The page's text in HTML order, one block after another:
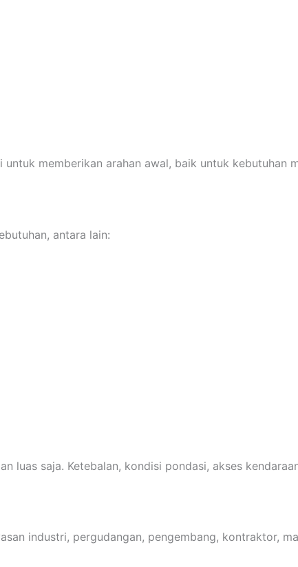
memberikan arahan awal, baik untuk kebutuhan
antara lain:
luas saja. Ketebalan, kondisi pondasi, akses
industri, pergudangan, pengembang, kontraktor,